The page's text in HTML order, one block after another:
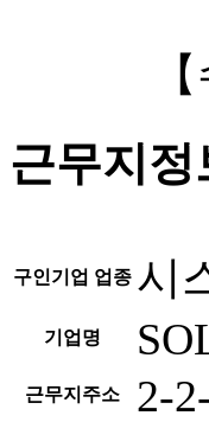
근무지정
구인기업 업종 시
기업명
근무지주소 2-